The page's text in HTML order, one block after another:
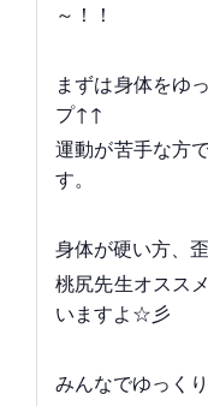
～！！
まずは身体をゆ
プ↑↑
運動が苦手な方
す。
身体が硬い方、
桃尻先生オスス
いますよ☆彡
みんなでゆっく